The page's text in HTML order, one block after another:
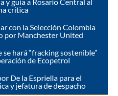
crítica
con la Selección Colombia
por Manchester United
hará “fracking sostenible”
de Ecopetrol
De la Espriella para el
y jefatura de despacho